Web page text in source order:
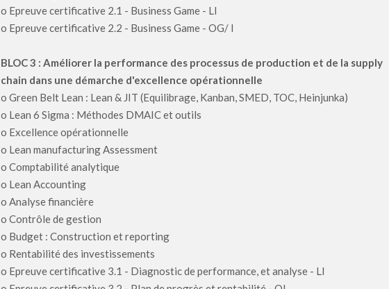
o Epreuve certificative 2.1 - Business Game - LI
o Epreuve certificative 2.2 - Business Game - OG/ I
BLOC 3 : Améliorer la performance des processus de production et de la supply
chain dans une démarche d'excellence opérationnelle
o Green Belt Lean : Lean & JIT (Equilibrage, Kanban, SMED, TOC, Heinjunka)
o Lean 6 Sigma : Méthodes DMAIC et outils
o Excellence opérationnelle
o Lean manufacturing Assessment
o Comptabilité analytique
o Lean Accounting
o Analyse financière
o Contrôle de gestion
o Budget : Construction et reporting
o Rentabilité des investissements
o Epreuve certificative 3.1 - Diagnostic de performance, et analyse - LI